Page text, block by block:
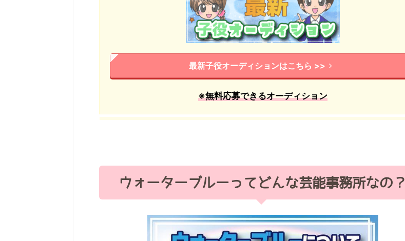
最新子役オーディションはこちら >>
※無料応募できるオーディション
ウォーターブルーってどんな芸能事務所なの？